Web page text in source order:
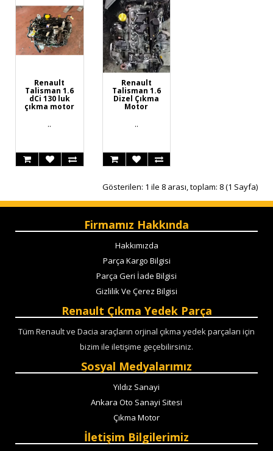
Renault
Talisman 1.6
dCi 130 luk
çıkma motor
..
Renault
Talisman 1.6
Dizel Çıkma
Motor
..
Gösterilen: 1 ile 8 arası, toplam: 8 (1 Sayfa)
Firmamız Hakkında
Hakkımızda
Parça Kargo Bilgisi
Parça Geri İade Bilgisi
Gizlilik Ve Çerez Bilgisi
Renault Çıkma Yedek Parça
Tüm Renault ve Dacia araçların orjinal çıkma yedek parçaları için
bizim ile iletişime geçebilirsiniz.
Sosyal Medyalarımız
Yıldız Sanayi
Ankara Oto Sanayi Sitesi
Çıkma Motor
İletişim Bilgilerimiz